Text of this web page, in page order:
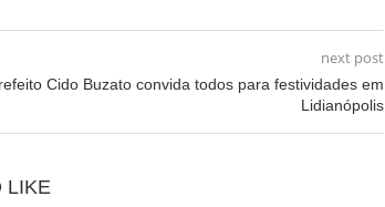
next post
Cido Buzato convida todos para festividades em
Lidianópolis
LIKE